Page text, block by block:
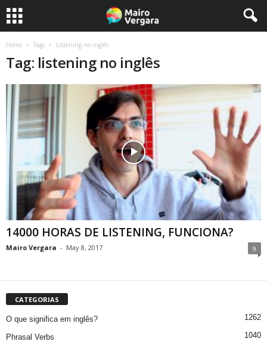
Home Tags Listening no inglês
Tag: listening no inglês
14000 HORAS DE LISTENING, FUNCIONA?
Mairo Vergara - May 8, 2017 9
CATEGORIAS
O que significa em inglês? 1262
Phrasal Verbs 1040